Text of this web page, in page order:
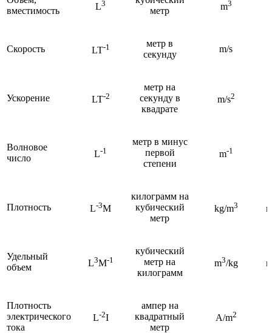
вместимость
L3
метр
m3
Скорость LT-1
метр в
секунду
m/s
Ускорение LT-2
метр на
секунду в
квадрате
m/s2
Волновое
число
L-1
метр в минус
первой
степени
m-1
Плотность L-3M
килограмм на
кубический
метр
kg/m3
Удельный
объем
L3M-1
кубический
метр на
килограмм
m3/kg м
Плотность
электрического
тока
L-2I
ампер на
квадратный
метр
A/m2